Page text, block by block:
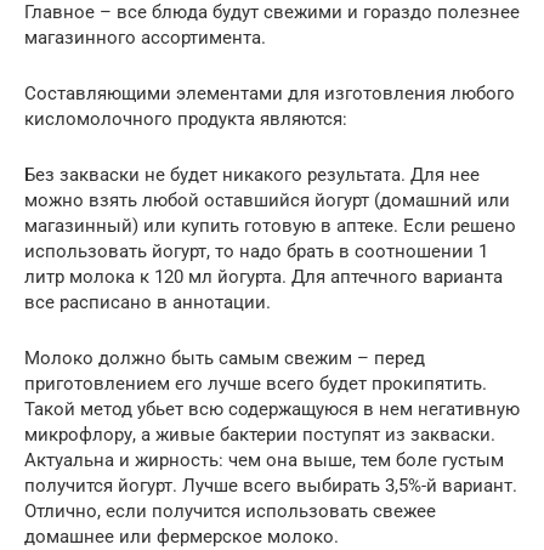
Главное – все блюда будут свежими и гораздо полезнее
магазинного ассортимента.
Составляющими элементами для изготовления любого
кисломолочного продукта являются:
Без закваски не будет никакого результата. Для нее
можно взять любой оставшийся йогурт (домашний или
магазинный) или купить готовую в аптеке. Если решено
использовать йогурт, то надо брать в соотношении 1
литр молока к 120 мл йогурта. Для аптечного варианта
все расписано в аннотации.
Молоко должно быть самым свежим – перед
приготовлением его лучше всего будет прокипятить.
Такой метод убьет всю содержащуюся в нем негативную
микрофлору, а живые бактерии поступят из закваски.
Актуальна и жирность: чем она выше, тем боле густым
получится йогурт. Лучше всего выбирать 3,5%-й вариант.
Отлично, если получится использовать свежее
домашнее или фермерское молоко.